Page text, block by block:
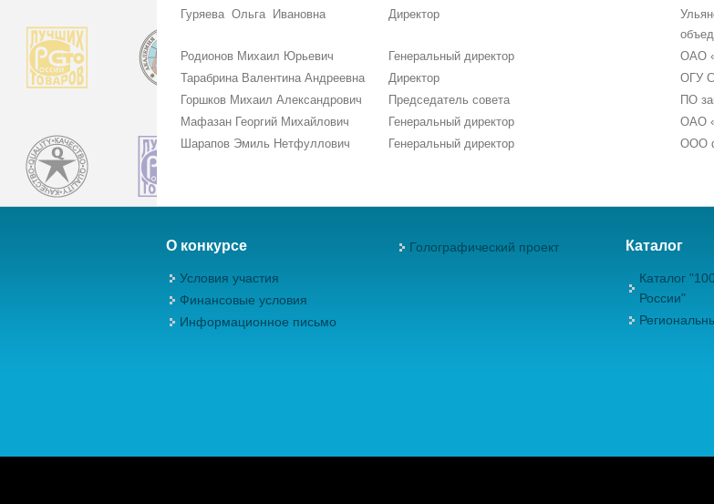
Гуряева Ольга Ивановна
Директор
Родионов Михаил Юрьевич Генеральный директор ОАО
Тарабрина Валентина Андреевна
Директор ОГУ
Горшков Михаил Александрович
Председатель совета ПО
Мафазан Георгий Михайлович
Генеральный директор ОАО
Шарапов Эмиль Нетфуллович
Генеральный директор ООО
О конкурсе
Условия участия
Финансовые условия
Информационное письмо
Голографический проект Каталог
Каталог
России"